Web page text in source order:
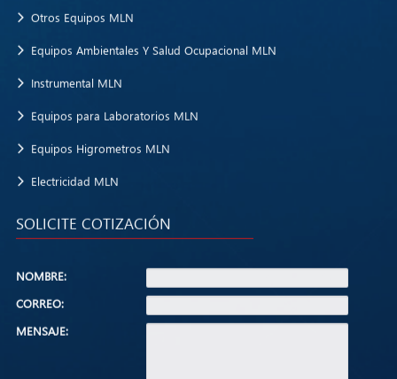
Otros Equipos MLN
Equipos Ambientales Y Salud Ocupacional MLN
Instrumental MLN
Equipos para Laboratorios MLN
Equipos Higrometros MLN
Electricidad MLN
SOLICITE COTIZACIÓN
NOMBRE:
CORREO:
MENSAJE: